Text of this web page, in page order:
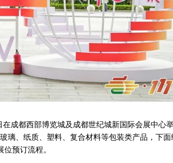
成都西部博览城及成都世纪城新国际会展中心举
璃、纸质、塑料、复合材料等包装类产品，下面
位预订流程。